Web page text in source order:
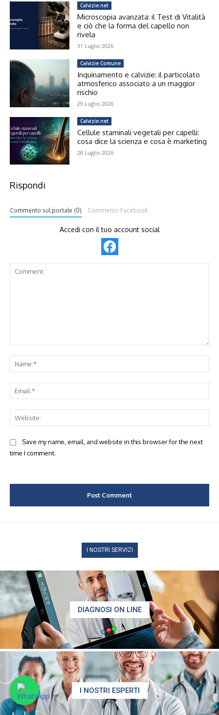
Calvizie.net
Microscopia avanzata: il Test di Vitalità
e ciò che la forma del capello non
rivela
31 Luglio 2026
Calvizie Comune
Inquinamento e calvizie: il particolato
atmosferico associato a un maggior
rischio
29 Luglio 2026
Calvizie.net
Cellule staminali vegetali per capelli:
cosa dice la scienza e cosa è marketing
28 Luglio 2026
Rispondi
Commento sul portale (0) Commento Facebook
Accedi con il tuo account social
Save my name, email, and website in this browser for the next
time I comment.
I NOSTRI SERVIZI
DIAGNOSI ON LINE
I NOSTRI ESPERTI